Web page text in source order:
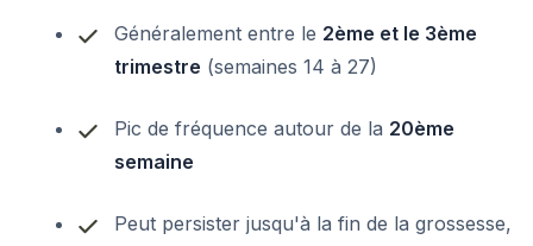
Généralement entre le 2ème et le 3ème
trimestre (semaines 14 à 27)
Pic de fréquence autour de la 20ème
semaine
Peut persister jusqu'à la fin de la grossesse,